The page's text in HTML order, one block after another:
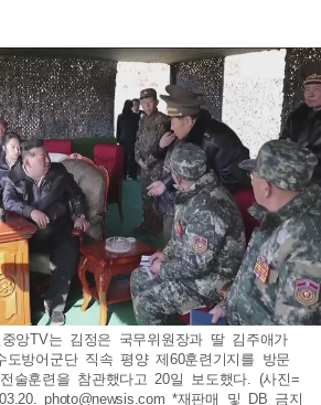
앙TV는 김정은 국무위원장과 딸 김주애가
도방어군단 직속 평양 제60훈련기지를 방문
술훈련을 참관했다고 20일 보도했다. (사진=
photo@newsis.com *재판매 및 DB 금지